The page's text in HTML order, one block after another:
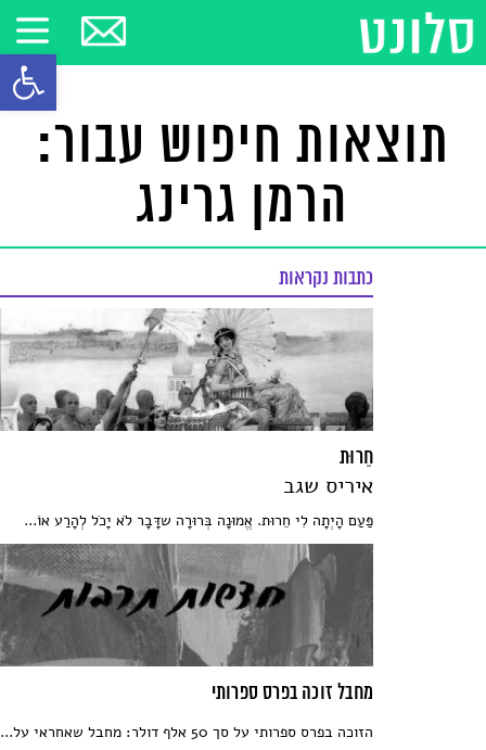
פתח
תוצאות חיפוש עבור:
הרמן גרינג
כתבות נקראות
חֵרוּת
איריס שגב
פַּעַם הָיְתָה לִי חֵרוּת. אֱמוּנָה בְּרוּרָה שדָּבָר לֹא יָכֹל לְהָרַע אוֹ...
מחבל זוכה בפרס ספרותי
הזוכה בפרס ספרותי על סך 50 אלף דולר: מחבל שאחראי על...